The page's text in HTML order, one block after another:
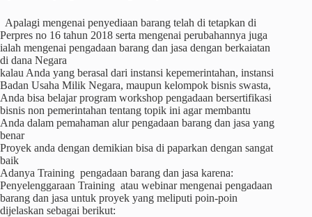
Apalagi mengenai penyediaan barang telah di tetapkan di
Perpres no 16 tahun 2018 serta mengenai perubahannya juga
ialah mengenai pengadaan barang dan jasa dengan berkaiatan
di dana Negara
kalau Anda yang berasal dari instansi kepemerintahan, instansi
Badan Usaha Milik Negara, maupun kelompok bisnis swasta,
Anda bisa belajar program workshop pengadaan bersertifikasi
bisnis non pemerintahan tentang topik ini agar membantu
Anda dalam pemahaman alur pengadaan barang dan jasa yang
benar
Proyek anda dengan demikian bisa di paparkan dengan sangat
baik
Adanya Training pengadaan barang dan jasa karena:
Penyelenggaraan Training atau webinar mengenai pengadaan
barang dan jasa untuk proyek yang meliputi poin-poin
dijelaskan sebagai berikut: